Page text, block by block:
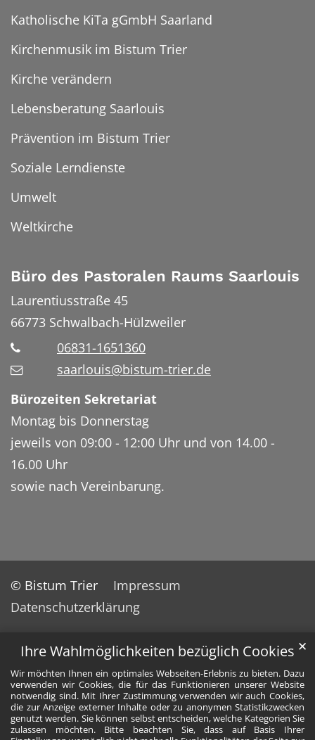
Ihre Wahlmöglichkeiten bezüglich Cookies
Wir möchten Ihnen ein optimales Webseiten-Erlebnis zu bieten. Dazu
verwenden wir Cookies, die für das Funktionieren unserer Website
notwendig sind. Mit Ihrer Zustimmung verwenden wir auch Cookies,
die zur Anzeige externer Inhalte oder zu anonymen Statistikzwecken
genutzt werden. Sie können selbst entscheiden, welche Kategorien Sie
zulassen möchten. Bitte beachten Sie, dass auf Basis Ihrer
✕
Katholische KiTa gGmbH Saarland
Kirchenmusik im Bistum Trier
Kirche verändern
Lebensberatung Saarlouis
Prävention im Bistum Trier
Soziale Lerndienste
Umwelt
Weltkirche
Büro des Pastoralen Raums Saarlouis
Laurentiusstraße 45
66773 Schwalbach-Hülzweiler
06831-1651360
saarlouis@bistum-trier.de
Bürozeiten Sekretariat
Montag bis Donnerstag
jeweils von 09:00 - 12:00 Uhr und von 14.00 -
16.00 Uhr
sowie nach Vereinbarung.
© Bistum Trier
Impressum
Datenschutzerklärung